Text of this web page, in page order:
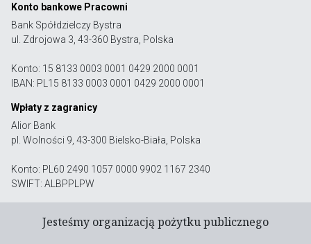
Konto bankowe Pracowni
Bank Spółdzielczy Bystra
ul. Zdrojowa 3, 43-360 Bystra, Polska
Konto: 15 8133 0003 0001 0429 2000 0001
IBAN: PL15 8133 0003 0001 0429 2000 0001
Wpłaty z zagranicy
Alior Bank
pl. Wolności 9, 43-300 Bielsko-Biała, Polska
Konto: PL60 2490 1057 0000 9902 1167 2340
SWIFT: ALBPPLPW
Jesteśmy organizacją pożytku publicznego